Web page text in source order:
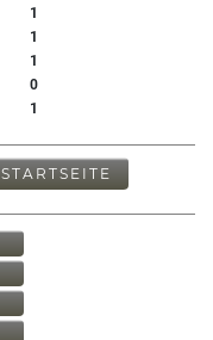
1
1
1
0
1
STARTSEITE